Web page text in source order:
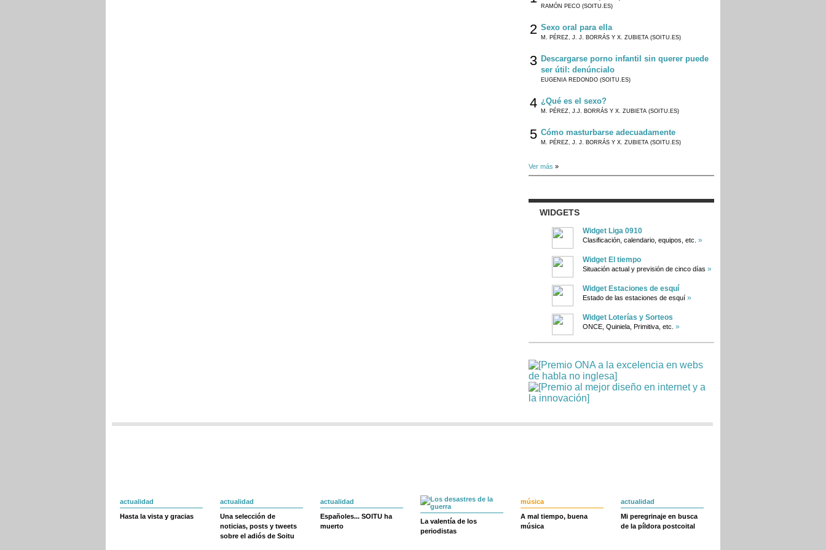
RAMÓN PECO (SOITU.ES)
2 Sexo oral para ella
M. PÉREZ, J. J. BORRÁS Y X. ZUBIETA (SOITU.ES)
3 Descargarse porno infantil sin querer puede
ser útil: denúncialo
EUGENIA REDONDO (SOITU.ES)
4 ¿Qué es el sexo?
M. PÉREZ, J.J. BORRÁS Y X. ZUBIETA (SOITU.ES)
5 Cómo masturbarse adecuadamente
M. PÉREZ, J. J. BORRÁS Y X. ZUBIETA (SOITU.ES)
Ver más »
WIDGETS
Widget Liga 0910
Clasificación, calendario, equipos, etc. »
Widget El tiempo
Situación actual y previsión de cinco días »
Widget Estaciones de esquí
Estado de las estaciones de esquí »
Widget Loterías y Sorteos
ONCE, Quiniela, Primitiva, etc. »
actualidad
Hasta la vista y gracias
actualidad
Una selección de
noticias, posts y tweets
sobre el adiós de Soitu
actualidad
Españoles... SOITU ha
muerto
La valentía de los
periodistas
música
A mal tiempo, buena
música
actualidad
Mi peregrinaje en busca
de la píldora postcoital